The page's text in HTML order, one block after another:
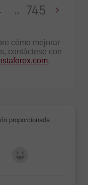
.. 745
cómo mejorar
contáctese con
.
proporcionada